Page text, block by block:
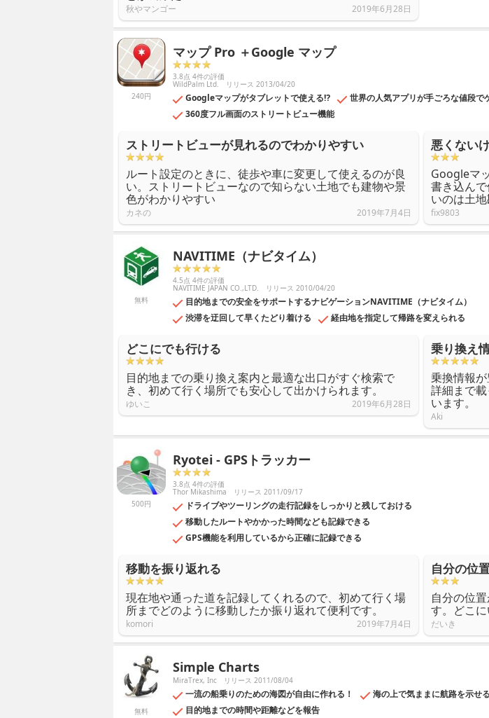
秋やマンゴー 2019年6月28日
240円
マップ Pro ＋Google マップ
3.8点 4件の評価
WildPalm Ltd. リリース 2013/04/20
Googleマップがタブレットで使える⁉
世界の人気アプリが手ごろな値段で
360度フル画面のストリートビュー機能
ストリートビューが見れるのでわかりやすい
ルート設定のときに、徒歩や車に変更して使えるのが良
い。ストリートビューなので知らない土地でも建物や景
色がわかりやすい
カネの 2019年7月4日
悪くない
Googleマ
書き込ん
いのは土
fix9803
無料
NAVITIME（ナビタイム）
4.5点 4件の評価
NAVITIME JAPAN CO.,LTD. リリース 2010/04/20
目的地までの安全をサポートするナビゲーションNAVITIME（ナビタイム）
渋滞を迂回して早くたどり着ける
経由地を指定して帰路を変えられる
どこにでも行ける
目的地までの乗り換え案内と最適な出口がすぐ検索で
き、初めて行く場所でも安心して出かけられます。
ゆいこ 2019年6月28日
乗り換え
乗換情報
詳細まで
います。
Aki
500円
Ryotei - GPSトラッカー
3.8点 4件の評価
Thor Mikashima リリース 2011/09/17
ドライブやツーリングの走行記録をしっかりと残しておける
移動したルートやかかった時間なども記録できる
GPS機能を利用しているから正確に記録できる
移動を振り返れる
現在地や通った道を記録してくれるので、初めて行く場
所までどのように移動したか振り返れて便利です。
komori 2019年7月4日
自分の位
自分の位
す。どこに
だいき
無料
Simple Charts
MiraTrex, Inc リリース 2011/08/04
一流の船乗りのための海図が自由に作れる！
海の上で気ままに航路を示せ
目的地までの時間や距離などを報告